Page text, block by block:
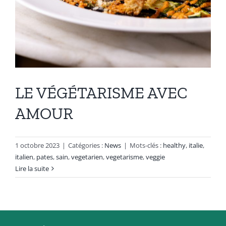
LE VÉGÉTARISME AVEC
AMOUR
1 octobre 2023 | Catégories : News | Mots-clés : healthy, italie,
italien, pates,sain,vegetarien,vegetarisme,veggie
Lire la suite